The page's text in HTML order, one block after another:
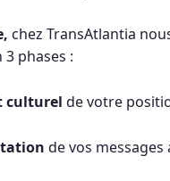
chez TransAtlantia
phases :
culturel de votre
de vos messages